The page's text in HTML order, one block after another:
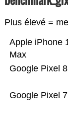
Plus élevé =
Google Pixel
Google Pixel
Apple iPhone
Max